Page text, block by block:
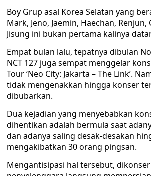
Boy Grup asal Korea Selatan yang
Mark, Jeno, Jaemin, Haechan, Renjun,
Jisung ini bukan pertama kalinya
Empat bulan lalu, tepatnya dibulan
NCT 127 juga sempat menggelar
Tour ‘Neo City: Jakarta – The Link’.
tidak mengenakkan hingga konser
dibubarkan.
Dua kejadian yang menyebabkan
dihentikan adalah bermula saat
dan adanya saling desak-desakan
mengakibatkan 30 orang pingsan.
Mengantisipasi hal tersebut,